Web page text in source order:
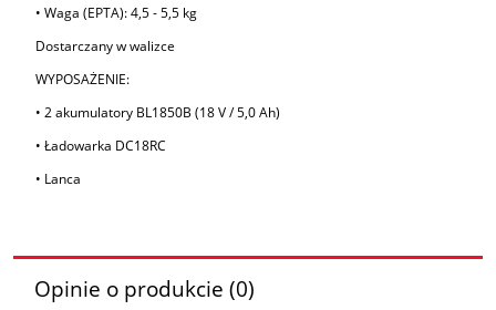
• Waga (EPTA): 4,5 - 5,5 kg
Dostarczany w walizce
WYPOSAŻENIE:
• 2 akumulatory BL1850B (18 V / 5,0 Ah)
• Ładowarka DC18RC
• Lanca
Opinie o produkcie (0)